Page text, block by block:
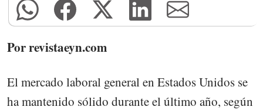
Por revistaeyn.com
El mercado laboral general en Estados Unidos se
ha mantenido sólido durante el último año, según